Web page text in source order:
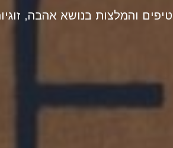
טיפים והמלצות בנושא אהבה,